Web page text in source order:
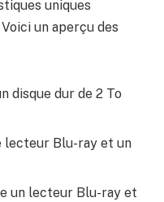
uniques
un aperçu des
disque dur de 2 To
lecteur Blu-ray et un
un lecteur Blu-ray et